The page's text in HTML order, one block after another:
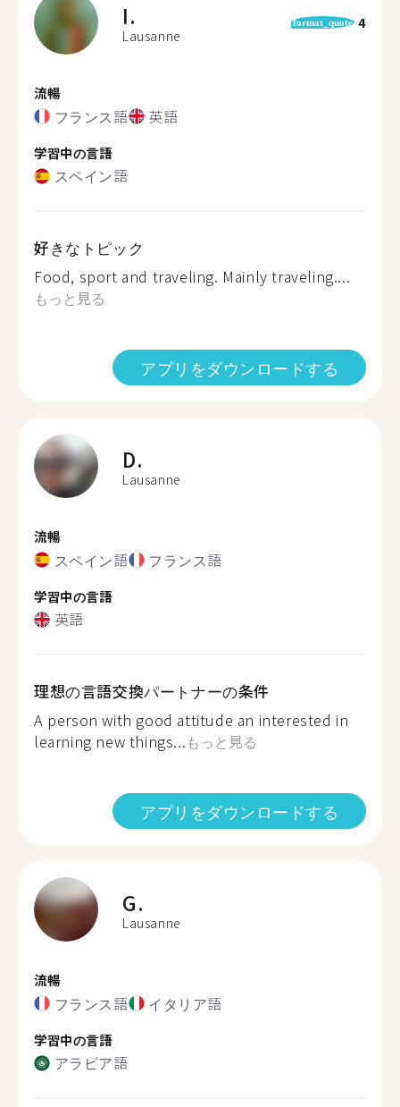
I.
Lausanne
format_quote 4
流暢
フランス語 英語
学習中の言語
スペイン語
好きなトピック
Food, sport and traveling. Mainly traveling....
もっと見る
アプリをダウンロードする
D.
Lausanne
流暢
スペイン語 フランス語
学習中の言語
英語
理想の言語交換パートナーの条件
A person with good attitude an interested in
learning new things...もっと見る
アプリをダウンロードする
G.
Lausanne
流暢
フランス語 イタリア語
学習中の言語
アラビア語